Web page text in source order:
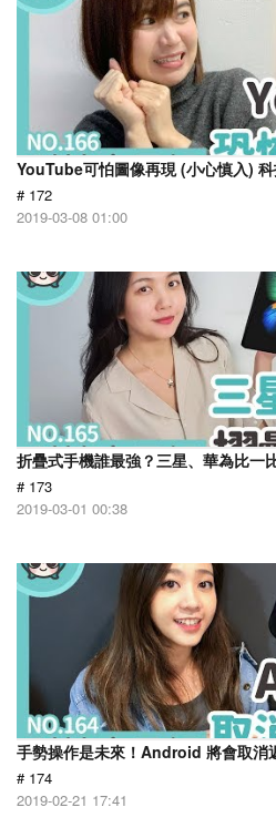
YouTube可怕圖像再現 (小心慎入)
# 172
2019-03-08 01:00
折疊式手機誰最強？三星、華為比一
# 173
2019-03-01 00:38
手勢操作是未來！Android 將會取消
# 174
2019-02-21 17:41